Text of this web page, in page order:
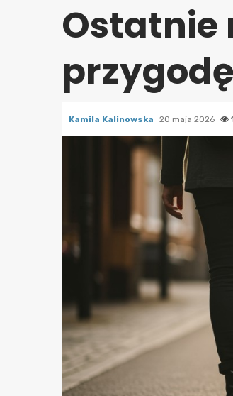
Ostatnie
Kamila Kalinowska 20 maja 2026